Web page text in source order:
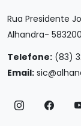
Rua Presidente
Alhandra-
Telefone: (83)
Email: